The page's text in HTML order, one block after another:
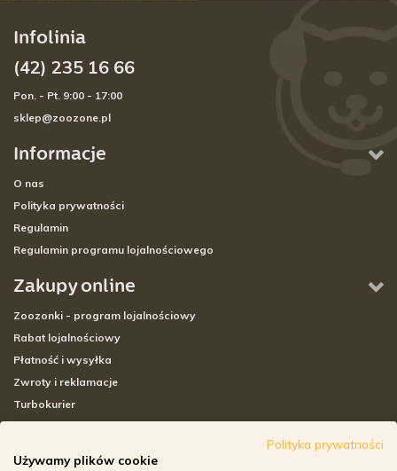
Informacje
O nas
Polityka prywatności
Regulamin
Regulamin programu lojalnościowego
Zakupy online
Zoozonki - program lojalnościowy
Rabat lojalnościowy
Płatność i wysyłka
Zwroty i reklamacje
Turbokurier
Infolinia
(42) 235 16 66
Pon. - Pt. 9:00 - 17:00
sklep@zoozone.pl
Polityka prywatności
Używamy plików cookie